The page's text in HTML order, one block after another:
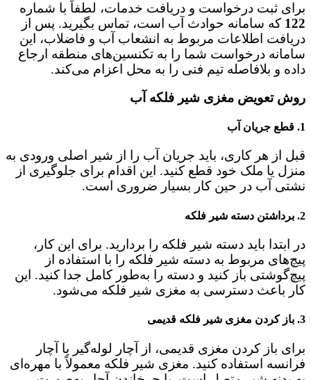
برای ثبت درخواست و دریافت خدمات، لطفاً با شماره
122 که سامانه حوادث آب است، تماس بگیرید. پس از
دریافت اطلاعات مربوط به انشعاب آب و فاضلاب، این
سامانه درخواست شما را به تکنسین‌های منطقه ارجاع
داده و بلافاصله تیم فنی را به محل اعزام می‌کند.
روش تعویض مغزی شیر فلکه آب
1. قطع جریان آب
قبل از هر کاری، باید جریان آب را از شیر اصلی ورودی به
منزل یا ملک خود قطع کنید. این اقدام برای جلوگیری از
نشتی آب در حین کار بسیار ضروری است.
2. برداشتن دسته شیر فلکه
در ابتدا باید دسته شیر فلکه را بردارید. برای این کار،
پیچ‌های مربوط به دسته شیر فلکه را با استفاده از
پیچ‌گوشتی باز کنید و دسته را به‌طور کامل جدا کنید. این
کار باعث دسترسی به مغزی شیر فلکه می‌شود.
3. باز کردن مغزی شیر فلکه قدیمی
برای باز کردن مغزی قدیمی، از آچار لوله‌گیر یا آچار
فرانسه استفاده کنید. مغزی شیر فلکه معمولاً با مهره‌ای